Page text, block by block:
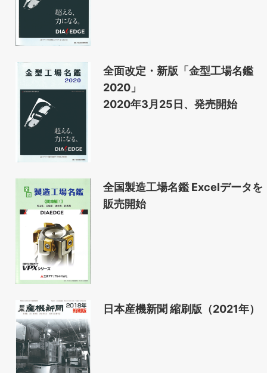
全面改定・新版「金型工場名鑑
2020」
2020年3月25日、発売開始
全国製造工場名鑑 Excelデータを
販売開始
日本産機新聞 縮刷版（2021年）